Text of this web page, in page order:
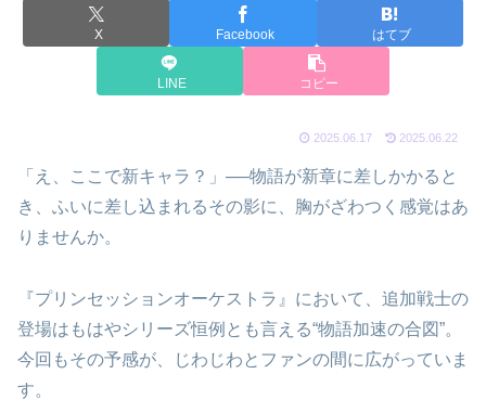
X Facebook はてブ
LINE コピー
2025.06.17 2025.06.22
「え、ここで新キャラ？」──物語が新章に差しかかると
き、ふいに差し込まれるその影に、胸がざわつく感覚はあ
りませんか。
『プリンセッションオーケストラ』において、追加戦士の
登場はもはやシリーズ恒例とも言える“物語加速の合図”。
今回もその予感が、じわじわとファンの間に広がっていま
す。